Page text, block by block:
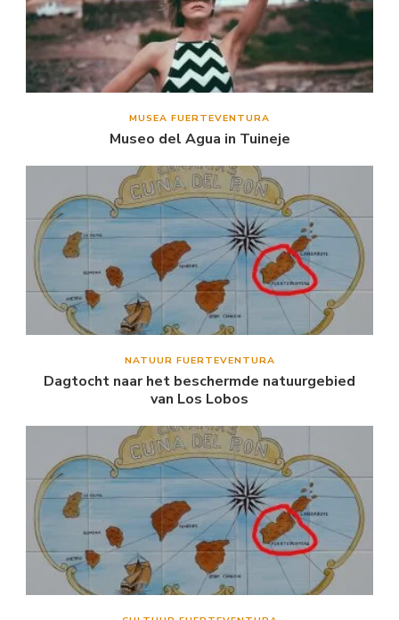
MUSEA FUERTEVENTURA
Museo del Agua in Tuineje
NATUUR FUERTEVENTURA
Dagtocht naar het beschermde natuurgebied
van Los Lobos